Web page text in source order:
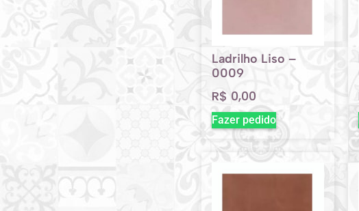
Ladrilho Liso –
0009
R$ 0,00
Fazer pedido